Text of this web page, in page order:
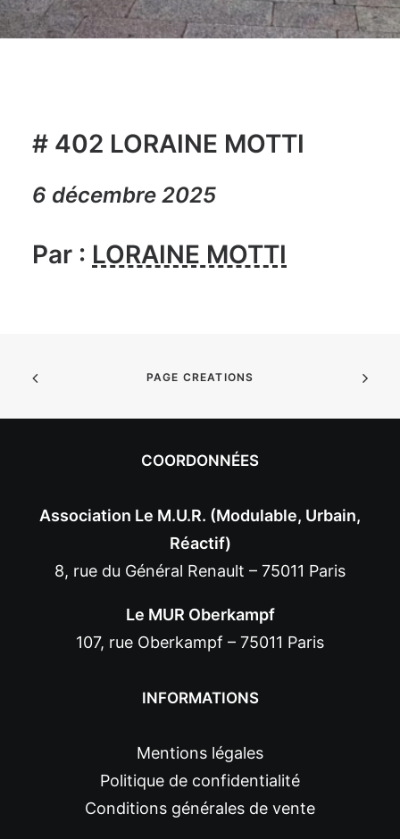
# 402 LORAINE MOTTI
6 décembre 2025
Par : LORAINE MOTTI
PAGE CREATIONS
COORDONNÉES
Association Le M.U.R. (Modulable, Urbain,
Réactif)
8, rue du Général Renault – 75011 Paris
Le MUR Oberkampf
107, rue Oberkampf – 75011 Paris
INFORMATIONS
Mentions légales
Politique de confidentialité
Conditions générales de vente